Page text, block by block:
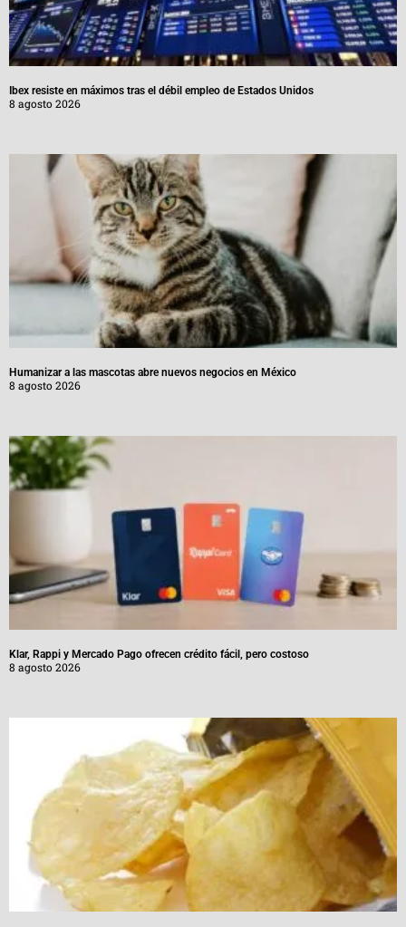
Ibex resiste en máximos tras el débil empleo de Estados Unidos
8 agosto 2026
Humanizar a las mascotas abre nuevos negocios en México
8 agosto 2026
Klar, Rappi y Mercado Pago ofrecen crédito fácil, pero costoso
8 agosto 2026